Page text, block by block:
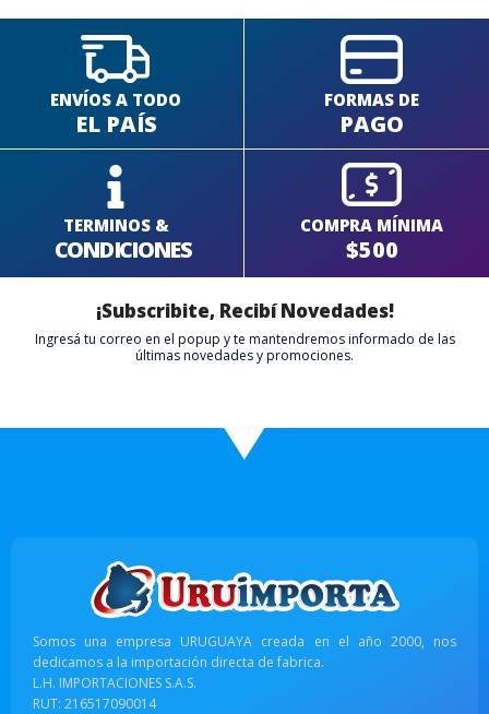
ENVÍOS A TODO
EL PAÍS
FORMAS DE
PAGO
TERMINOS &
CONDICIONES
COMPRA MÍNIMA
$500
¡Subscribite, Recibí Novedades!
Ingresá tu correo en el popup y te mantendremos informado de las
últimas novedades y promociones.
Somos una empresa URUGUAYA creada en el año 2000, nos
dedicamos a la importación directa de fabrica.
L.H. IMPORTACIONES S.A.S.
RUT: 216517090014